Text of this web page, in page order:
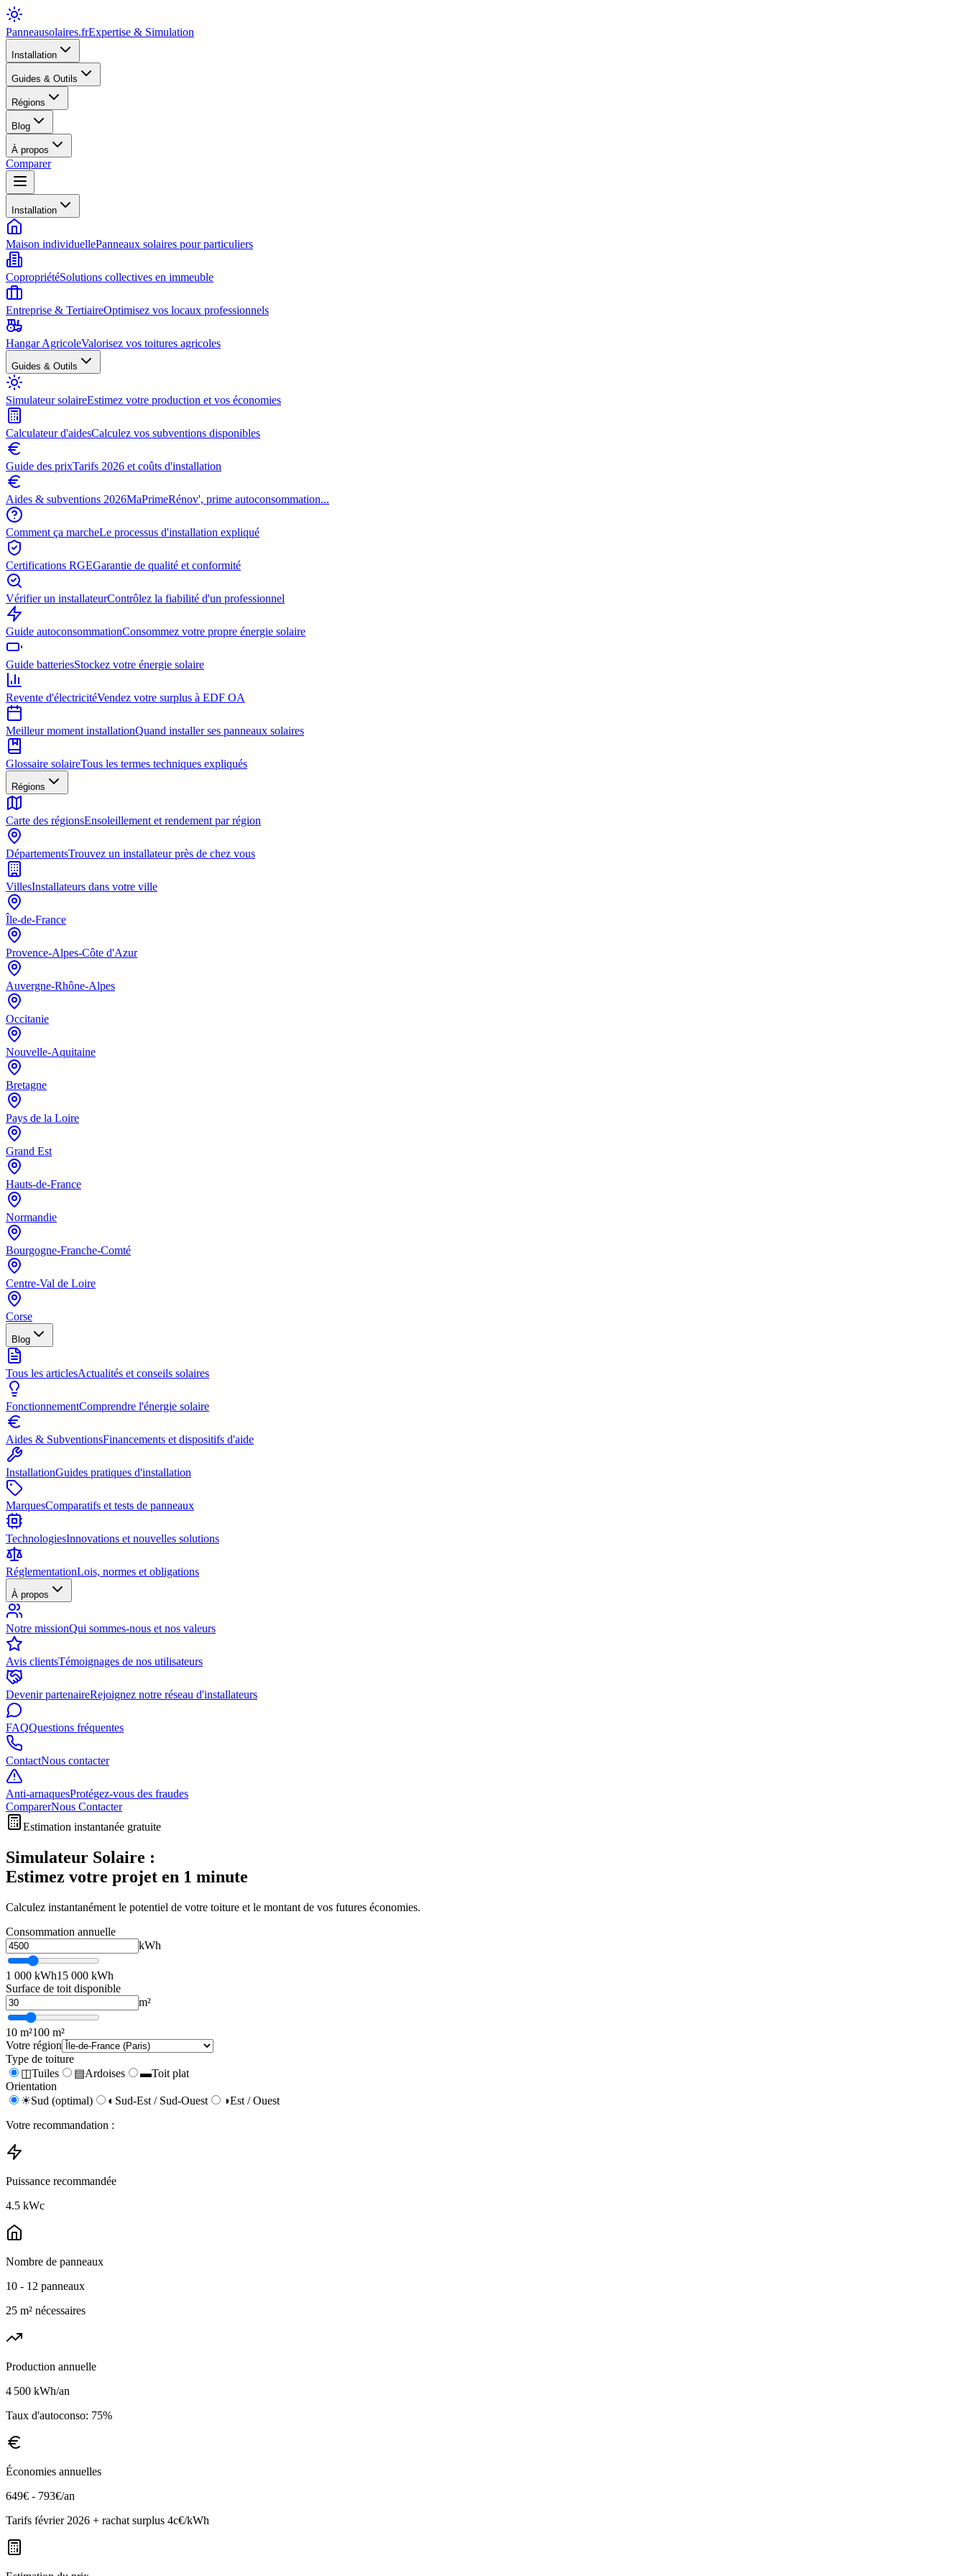
Panneausolaires.frExpertise & Simulation
Installation
Guides & Outils
Régions
Blog
À propos
Comparer
Installation
Maison individuellePanneaux solaires pour particuliers
CopropriétéSolutions collectives en immeuble
Entreprise & TertiaireOptimisez vos locaux professionnels
Hangar AgricoleValorisez vos toitures agricoles
Guides & Outils
Simulateur solaireEstimez votre production et vos économies
Calculateur d'aidesCalculez vos subventions disponibles
Guide des prixTarifs 2026 et coûts d'installation
Aides & subventions 2026MaPrimeRénov', prime autoconsommation...
Comment ça marcheLe processus d'installation expliqué
Certifications RGEGarantie de qualité et conformité
Vérifier un installateurContrôlez la fiabilité d'un professionnel
Guide autoconsommationConsommez votre propre énergie solaire
Guide batteriesStockez votre énergie solaire
Revente d'électricitéVendez votre surplus à EDF OA
Meilleur moment installationQuand installer ses panneaux solaires
Glossaire solaireTous les termes techniques expliqués
Régions
Carte des régionsEnsoleillement et rendement par région
DépartementsTrouvez un installateur près de chez vous
VillesInstallateurs dans votre ville
Île-de-France
Provence-Alpes-Côte d'Azur
Auvergne-Rhône-Alpes
Occitanie
Nouvelle-Aquitaine
Bretagne
Pays de la Loire
Grand Est
Hauts-de-France
Normandie
Bourgogne-Franche-Comté
Centre-Val de Loire
Corse
Blog
Tous les articlesActualités et conseils solaires
FonctionnementComprendre l'énergie solaire
Aides & SubventionsFinancements et dispositifs d'aide
InstallationGuides pratiques d'installation
MarquesComparatifs et tests de panneaux
TechnologiesInnovations et nouvelles solutions
RéglementationLois, normes et obligations
À propos
Notre missionQui sommes-nous et nos valeurs
Avis clientsTémoignages de nos utilisateurs
Devenir partenaireRejoignez notre réseau d'installateurs
FAQQuestions fréquentes
ContactNous contacter
Anti-arnaquesProtégez-vous des fraudes
ComparerNous Contacter
Estimation instantanée gratuite
Simulateur Solaire :
Estimez votre projet en 1 minute
Calculez instantanément le potentiel de votre toiture et le montant de vos futures économies.
Consommation annuelle
kWh
1 000 kWh15 000 kWh
Surface de toit disponible
m²
10 m²100 m²
Votre région
Type de toiture
◫Tuiles ▤Ardoises ▬Toit plat
Orientation
☀Sud (optimal) ◐ Sud-Est / Sud-Ouest ◑Est / Ouest
Votre recommandation :
Puissance recommandée
4.5 kWc
Nombre de panneaux
10 - 12 panneaux
25 m² nécessaires
Production annuelle
4 500 kWh/an
Taux d'autoconso: 75%
Économies annuelles
649€ - 793€/an
Tarifs février 2026 + rachat surplus 4c€/kWh